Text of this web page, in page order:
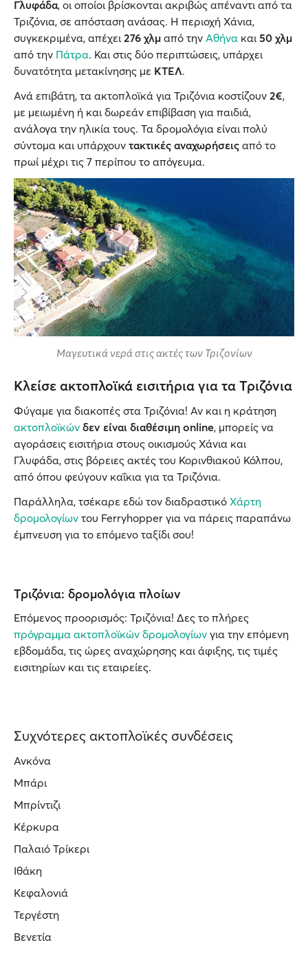
Γλυφάδα, οι οποίοι βρίσκονται ακριβώς απέναντι από τα
Τριζόνια, σε απόσταση ανάσας. Η περιοχή Χάνια,
συγκεκριμένα, απέχει 276 χλμ από την Αθήνα και 50 χλμ
από την Πάτρα. Και στις δύο περιπτώσεις, υπάρχει
δυνατότητα μετακίνησης με ΚΤΕΛ.
Ανά επιβάτη, τα ακτοπλοϊκά για Τριζόνια κοστίζουν 2€,
με μειωμένη ή και δωρεάν επιβίβαση για παιδιά,
ανάλογα την ηλικία τους. Τα δρομολόγια είναι πολύ
σύντομα και υπάρχουν τακτικές αναχωρήσεις από το
πρωί μέχρι τις 7 περίπου το απόγευμα.
Μαγευτικά νερά στις ακτές των Τριζονίων
Κλείσε ακτοπλοϊκά εισιτήρια για τα Τριζόνια
Φύγαμε για διακοπές στα Τριζόνια! Αν και η κράτηση
ακτοπλοϊκών δεν είναι διαθέσιμη online, μπορείς να
αγοράσεις εισιτήρια στους οικισμούς Χάνια και
Γλυφάδα, στις βόρειες ακτές του Κορινθιακού Κόλπου,
από όπου φεύγουν καΐκια για τα Τριζόνια.
Παράλληλα, τσέκαρε εδώ τον διαδραστικό Χάρτη
δρομολογίων του Ferryhopper για να πάρεις παραπάνω
έμπνευση για το επόμενο ταξίδι σου!
Τριζόνια: δρομολόγια πλοίων
Επόμενος προορισμός: Τριζόνια! Δες το πλήρες
πρόγραμμα ακτοπλοϊκών δρομολογίων για την επόμενη
εβδομάδα, τις ώρες αναχώρησης και άφιξης, τις τιμές
εισιτηρίων και τις εταιρείες.
Συχνότερες ακτοπλοϊκές συνδέσεις
Ανκόνα
Μπάρι
Μπρίντιζι
Κέρκυρα
Παλαιό Τρίκερι
Ιθάκη
Κεφαλονιά
Τεργέστη
Βενετία